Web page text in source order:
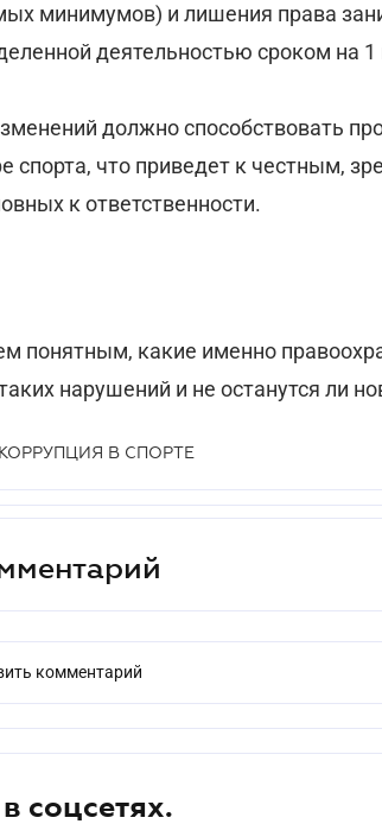
минимумов) и лишения права
деятельностью сроком на 1
должно способствовать
спорта, что приведет к честным,
к ответственности.
понятным, какие именно
нарушений и не останутся ли
КОРРУПЦИЯ В СПОРТЕ
комментарий
соцсетях.